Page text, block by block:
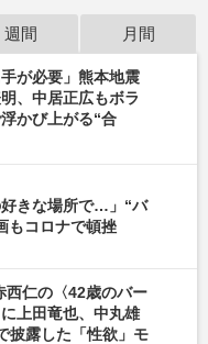
週間 月間
が必要」熊本地震
、中居正広もボラ
かび上がる“合
きな場所で…」“バ
もコロナで頓挫
西仁の〈42歳のバー
上田竜也、中丸雄
披露した「性欲」モ